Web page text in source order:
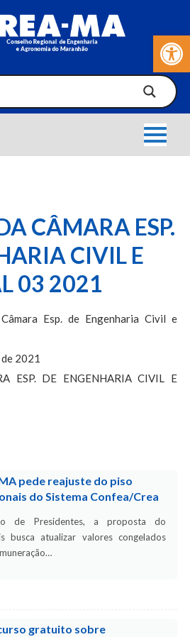
Barra de
CÂMARA ESP.
CIVIL E
03 2021
Esp. de Engenharia Civil e
2021
ESP. DE ENGENHARIA CIVIL E
pede reajuste do piso
do Sistema Confea/Crea
de Presidentes, a proposta do
busca atualizar valores congelados
gratuito sobre